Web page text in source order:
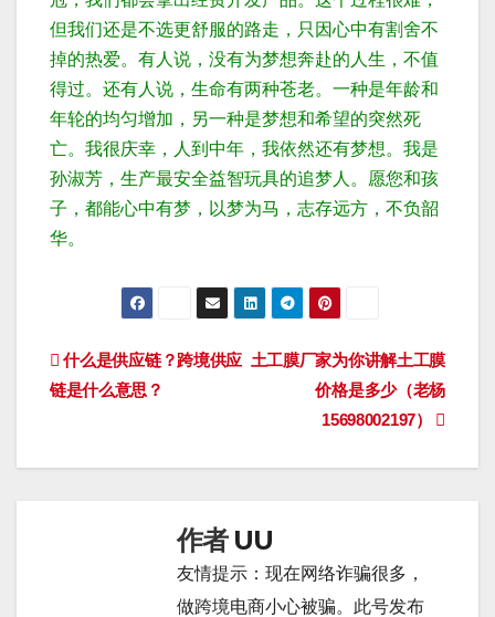
但我们还是不选更舒服的路走，只因心中有割舍不
掉的热爱。 有人说，没有为梦想奔赴的人生，不值
得过。还有人说，生命有两种苍老。一种是年龄和
年轮的均匀增加，另一种是梦想和希望的突然死
亡。 我很庆幸，人到中年，我依然还有梦想。 我是
孙淑芳，生产最安全益智玩具的追梦人。愿您和孩
子，都能心中有梦，以梦为马，志存远方，不负韶
华。
文
章
导
土工膜厂家为你讲解土工膜
价格是多少（老杨
15698002197）
什么是供应链？跨境供应
链是什么意思？
作者 UU
友情提示：现在网络诈骗很多，
做跨境电商小心被骗。此号发布